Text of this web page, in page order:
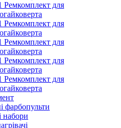
Ремкомплект для
Ремкомплект для
Ремкомплект для
Ремкомплект для
Ремкомплект для
фарбопульти
набори